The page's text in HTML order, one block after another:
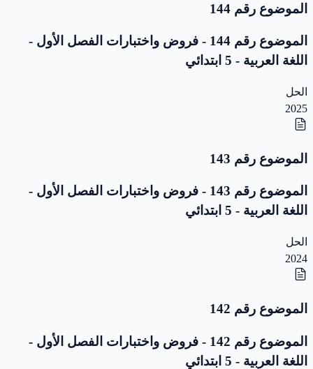
الموضوع رقم 144
الموضوع رقم 144 - فروض واختبارات الفصل الأول -
اللغة العربية - 5 ابتدائي
الحل
2025
الموضوع رقم 143
الموضوع رقم 143 - فروض واختبارات الفصل الأول -
اللغة العربية - 5 ابتدائي
الحل
2024
الموضوع رقم 142
الموضوع رقم 142 - فروض واختبارات الفصل الأول -
اللغة العربية - 5 ابتدائي